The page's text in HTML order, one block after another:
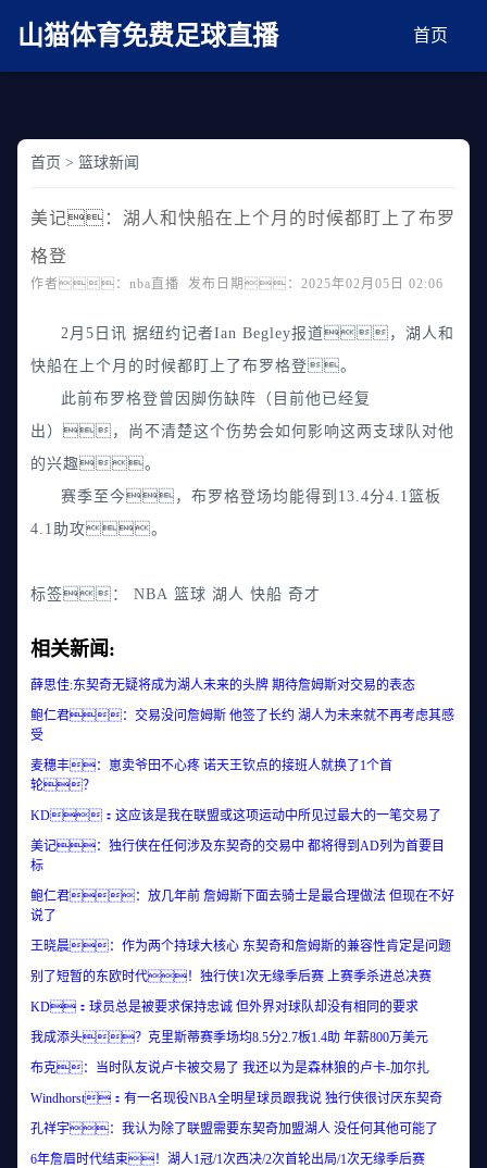
AV在线无码麻豆
山猫体育免费足球直播 首页
首页 > 篮球新闻
美记：湖人和快船在上个月的时候都盯上了布罗
格登
作者：nba直播 发布日期：2025年02月05日 02:06
2月5日讯 据纽约记者Ian Begley报道，湖人和
快船在上个月的时候都盯上了布罗格登。
此前布罗格登曾因脚伤缺阵（目前他已经复
出），尚不清楚这个伤势会如何影响这两支球队对他
的兴趣。
赛季至今，布罗格登场均能得到13.4分4.1篮板
4.1助攻。
标签： NBA 篮球 湖人 快船 奇才
相关新闻:
薛思佳:东契奇无疑将成为湖人未来的头牌 期待詹姆斯对交易的表态
鲍仁君：交易没问詹姆斯 他签了长约 湖人为未来就不再考虑其感
受
麦穗丰：崽卖爷田不心疼 诺天王钦点的接班人就换了1个首
轮？
KD：这应该是我在联盟或这项运动中所见过最大的一笔交易了
美记：独行侠在任何涉及东契奇的交易中 都将得到AD列为首要目
标
鲍仁君：放几年前 詹姆斯下面去骑士是最合理做法 但现在不好
说了
王晓晨：作为两个持球大核心 东契奇和詹姆斯的兼容性肯定是问题
别了短暂的东欧时代！独行侠1次无缘季后赛 上赛季杀进总决赛
KD：球员总是被要求保持忠诚 但外界对球队却没有相同的要求
我成添头？克里斯蒂赛季场均8.5分2.7板1.4助 年薪800万美元
布克：当时队友说卢卡被交易了 我还以为是森林狼的卢卡-加尔扎
Windhorst：有一名现役NBA全明星球员跟我说 独行侠很讨厌东契奇
孔祥宇：我认为除了联盟需要东契奇加盟湖人 没任何其他可能了
6年詹眉时代结束！湖人1冠/1次西决/2次首轮出局/1次无缘季后赛